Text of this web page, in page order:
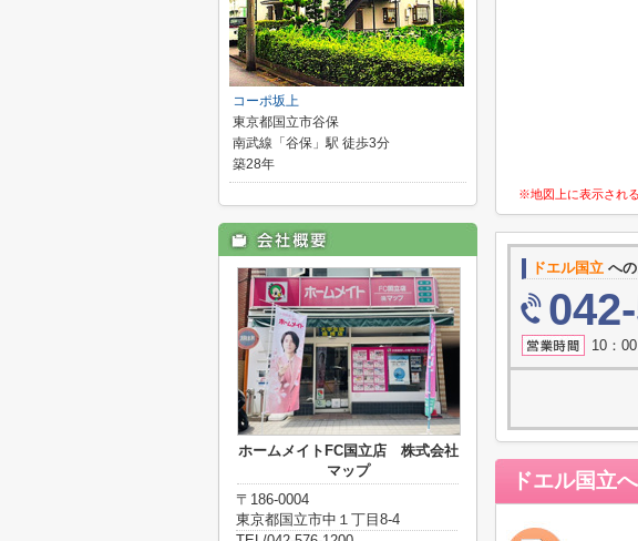
※地図上に表示され
ドエル国立 へ
10：
ドエル国立
コーポ坂上
東京都国立市谷保
南武線「谷保」駅 徒歩3分
築28年
ホームメイトFC国立店 株式会社
マップ
〒186-0004
東京都国立市中１丁目8-4